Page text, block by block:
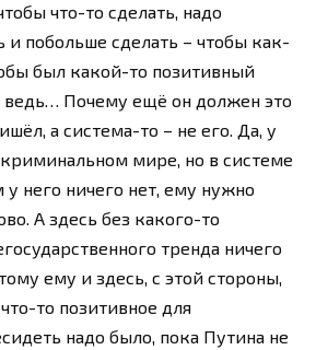
что-то сделать, надо
и побольше сделать – чтобы как-
был какой-то позитивный
Почему ещё он должен это
а система-то – не его. Да, у
криминальном мире, но в системе
него ничего нет, ему нужно
А здесь без какого-то
тренда ничего
ему и здесь, с этой стороны,
то позитивное для
надо было, пока Путина не